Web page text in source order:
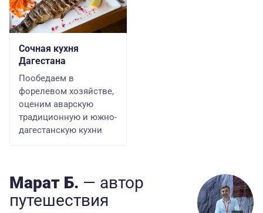
Сочная кухня
Дагестана
Пообедаем в
форелевом хозяйстве,
оценим аварскую
традиционную и южно-
дагестанскую кухни
Марат Б. — автор
путешествия